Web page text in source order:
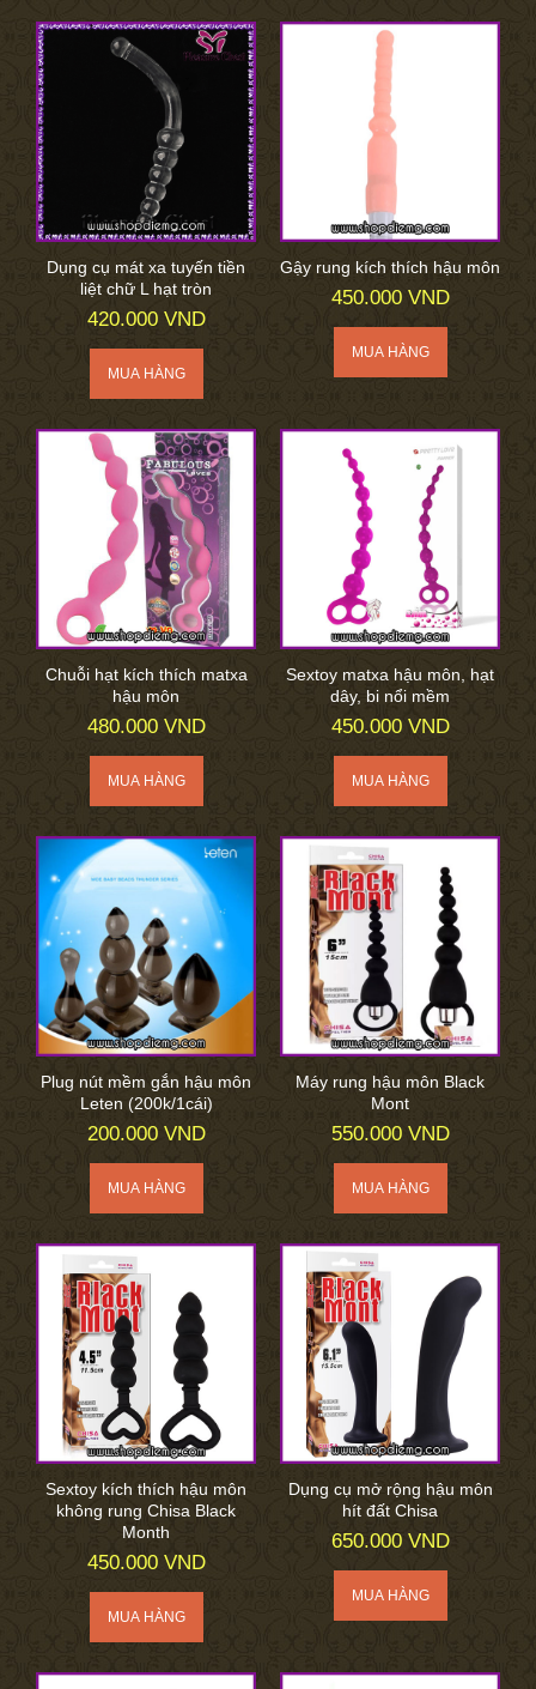
Dụng cụ mát xa tuyến tiền
liệt chữ L hạt tròn
420.000 VND
Gậy rung kích thích hậu môn
450.000 VND
Chuỗi hạt kích thích matxa
hậu môn
480.000 VND
Sextoy matxa hậu môn, hạt
dây, bi nổi mềm
450.000 VND
Plug nút mềm gắn hậu môn
Leten (200k/1cái)
200.000 VND
Máy rung hậu môn Black
Mont
550.000 VND
Sextoy kích thích hậu môn
không rung Chisa Black
Month
450.000 VND
Dụng cụ mở rộng hậu môn
hít đất Chisa
650.000 VND